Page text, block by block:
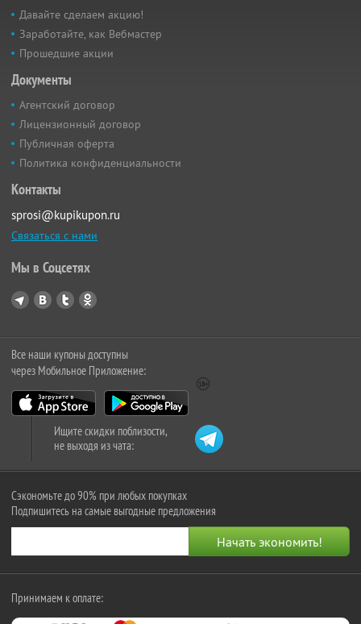
Давайте сделаем акцию!
Заработайте, как Вебмастер
Прошедшие акции
Документы
Агентский договор
Лицензионный договор
Публичная оферта
Политика конфиденциальности
Контакты
sprosi@kupikupon.ru
Связаться с нами
Мы в Соцсетях
Все наши купоны доступны
через Мобильное Приложение:
Ищите скидки поблизости,
не выходя из чата:
Сэкономьте до 90% при любых покупках
Подпишитесь на самые выгодные предложения
Принимаем к оплате: